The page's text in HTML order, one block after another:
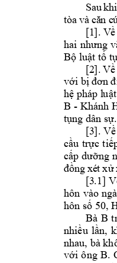
Saukhi
tòa và căn c
[1]. V
hai nhưng
Bộ luật tố
[2].
với bị đơn
hệ pháp l
B - Khánh
tụng dân sự.
[3]. Về
cầu trực
cấp dưỡng
đồng xét xử
[3.1]
hôn vào
hôn số 50,
Bà B
nhiều lần,
nhau, bà
với ông B.